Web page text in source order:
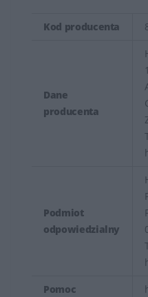
Kod producenta
Dane
producenta
Podmiot
odpowiedzialny
Pomoc